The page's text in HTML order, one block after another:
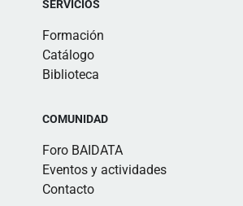
SERVICIOS
Formación
Catálogo
Biblioteca
COMUNIDAD
Foro BAIDATA
Eventos y actividades
Contacto